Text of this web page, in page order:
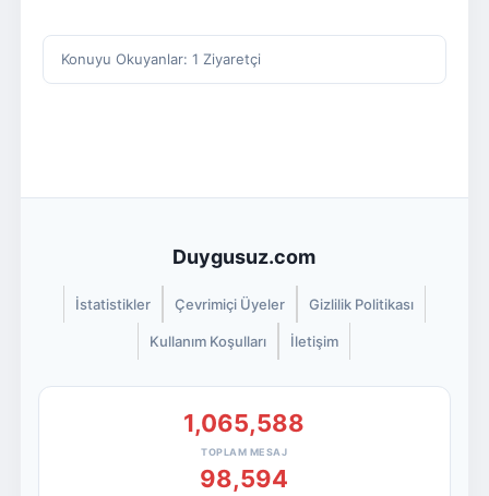
Konuyu Okuyanlar: 1 Ziyaretçi
Duygusuz.com
İstatistikler Çevrimiçi Üyeler Gizlilik Politikası
Kullanım Koşulları İletişim
1,065,588
TOPLAM MESAJ
98,594